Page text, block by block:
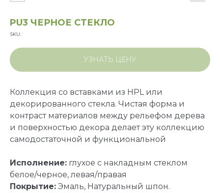
PU3 ЧЕРНОЕ СТЕКЛО
SKU:
УЗНАТЬ ЦЕНУ
Коллекция со вставками из HPL или
декорированного стекла. Чистая форма и
контраст материалов между рельефом дерева
и поверхностью декора делает эту коллекцию
самодостаточной и функциональной
Исполнение: глухое с накладным стеклом
белое/черное, левая/правая
Покрытие: Эмаль, Натуральный шпон.